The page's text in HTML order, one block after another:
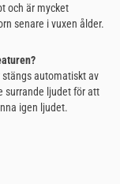
och är mycket
senare i vuxen ålder.
automatiskt av
surrande ljudet för att
igen ljudet.